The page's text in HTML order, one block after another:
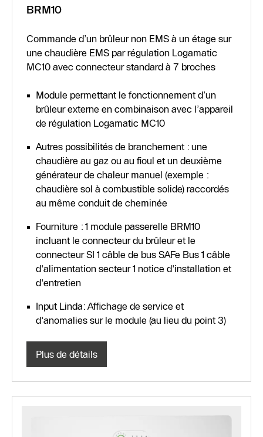
BRM10
Commande d’un brûleur non EMS à un étage sur
une chaudière EMS par régulation Logamatic
MC10 avec connecteur standard à 7 broches
Module permettant le fonctionnement d’un
brûleur externe en combinaison avec l’appareil
de régulation Logamatic MC10
Autres possibilités de branchement : une
chaudière au gaz ou au fioul et un deuxième
générateur de chaleur manuel (exemple :
chaudière sol à combustible solide) raccordés
au même conduit de cheminée
Fourniture : 1 module passerelle BRM10
incluant le connecteur du brûleur et le
connecteur SI 1 câble de bus SAFe Bus 1 câble
d'alimentation secteur 1 notice d'installation et
d'entretien
Input Linda: Affichage de service et
d'anomalies sur le module (au lieu du point 3)
Plus de détails